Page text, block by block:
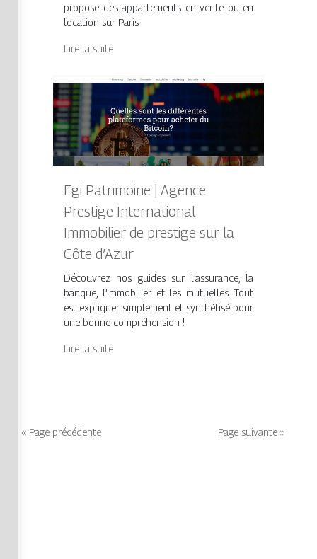
propose des appartements en vente ou en
location sur Paris
Lire la suite
Egi Patrimoine | Agence
Prestige In­ter­natio­nal
Immobilier de prestige sur la
Côte d’Azur
Découvrez nos guides sur l’assurance, la
banque, l’immobilier et les mutuelles. Tout
est expliquer simplement et synthétisé pour
une bonne compréhension !
Lire la suite
« Page précédente Page suivante »